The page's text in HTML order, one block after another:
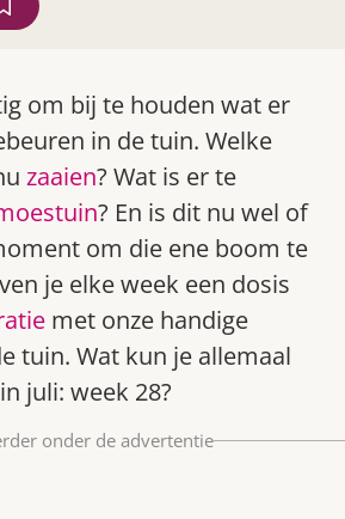
World 08/2026
nu
om bij te houden wat er
in de tuin. Welke
zaaien? Wat is er te
? En is dit nu wel of
om die ene boom te
je elke week een dosis
met onze handige
tuin. Wat kun je allemaal
juli: week 28?
onder de advertentie